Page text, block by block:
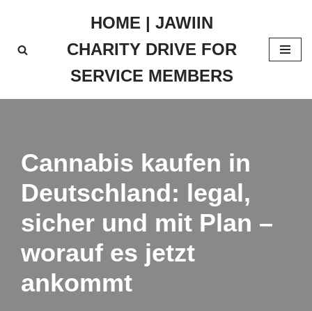
to
HOME | JAWIIN
CHARITY DRIVE FOR
SERVICE MEMBERS
Cannabis kaufen in
Deutschland: legal,
sicher und mit Plan –
worauf es jetzt
ankommt